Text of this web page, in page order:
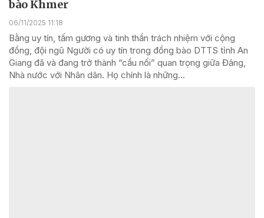
bào Khmer
06/11/2025 11:18
Bằng uy tín, tấm gương và tinh thần trách nhiệm với cộng
đồng, đội ngũ Người có uy tín trong đồng bào DTTS tỉnh An
Giang đã và đang trở thành “cầu nối” quan trọng giữa Đảng,
Nhà nước với Nhân dân. Họ chính là những...